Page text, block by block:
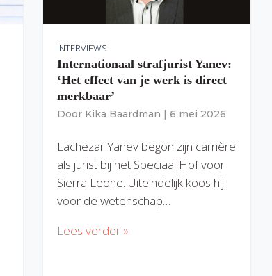
INTERVIEWS
Internationaal strafjurist Yanev:
‘Het effect van je werk is direct
merkbaar’
Door Kika Baardman | 6 mei 2026
Lachezar Yanev begon zijn carrière
als jurist bij het Speciaal Hof voor
Sierra Leone. Uiteindelijk koos hij
voor de wetenschap…
Lees verder »